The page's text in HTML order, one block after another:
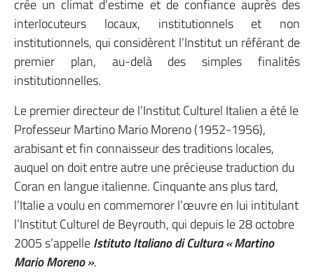
crée un climat d’estime et de confiance auprès des
interlocuteurs locaux, institutionnels et non
institutionnels, qui considèrent l’Institut un référant de
premier plan, au-delà des simples finalités
institutionnelles.
Le premier directeur de l’Institut Culturel Italien a été le
Professeur Martino Mario Moreno (1952-1956),
arabisant et fin connaisseur des traditions locales,
auquel on doit entre autre une précieuse traduction du
Coran en langue italienne. Cinquante ans plus tard,
l’Italie a voulu en commemorer l’œuvre en lui intitulant
l’Institut Culturel de Beyrouth, qui depuis le 28 octobre
2005 s’appelleIstituto Italiano di Cultura « Martino
Mario Moreno ».